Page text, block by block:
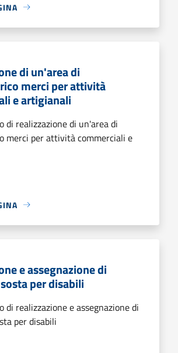
di un'area di
merci per attività
e artigianali
di realizzazione di un'area di
merci per attività commerciali e
e assegnazione di
per disabili
di realizzazione e assegnazione di
per disabili